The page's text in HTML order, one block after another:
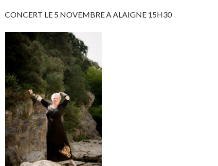
CONCERT LE 5 NOVEMBRE A ALAIGNE 15H30